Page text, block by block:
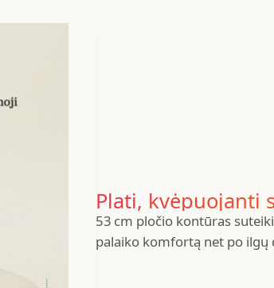
Plati, kvėpuojanti
53 cm pločio kontūras
palaiko komfortą net po ilgų